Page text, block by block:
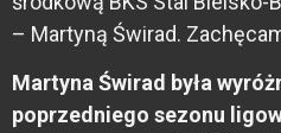
– Martyną Świrad.
Martyna Świrad była
poprzedniego sezonu